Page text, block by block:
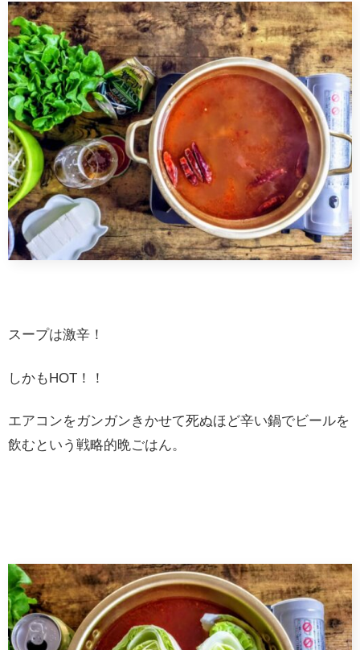
スープは激辛！
しかもHOT！！
エアコンをガンガンきかせて死ぬほど辛い鍋でビールを
飲むという戦略的晩ごはん。